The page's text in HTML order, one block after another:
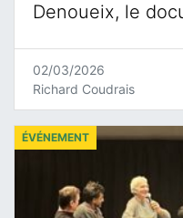
Denoueix, le
02/03/2026
Richard Coudrais
ÉVÉNEMENT